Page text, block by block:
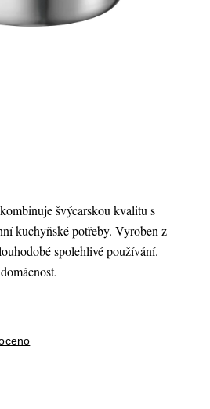
švýcarskou kvalitu s
kuchyňské potřeby. Vyroben z
spolehlivé používání.